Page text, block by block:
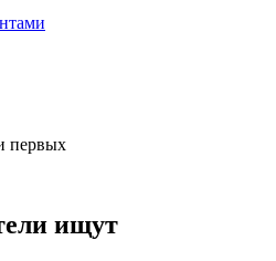
первых
ищут